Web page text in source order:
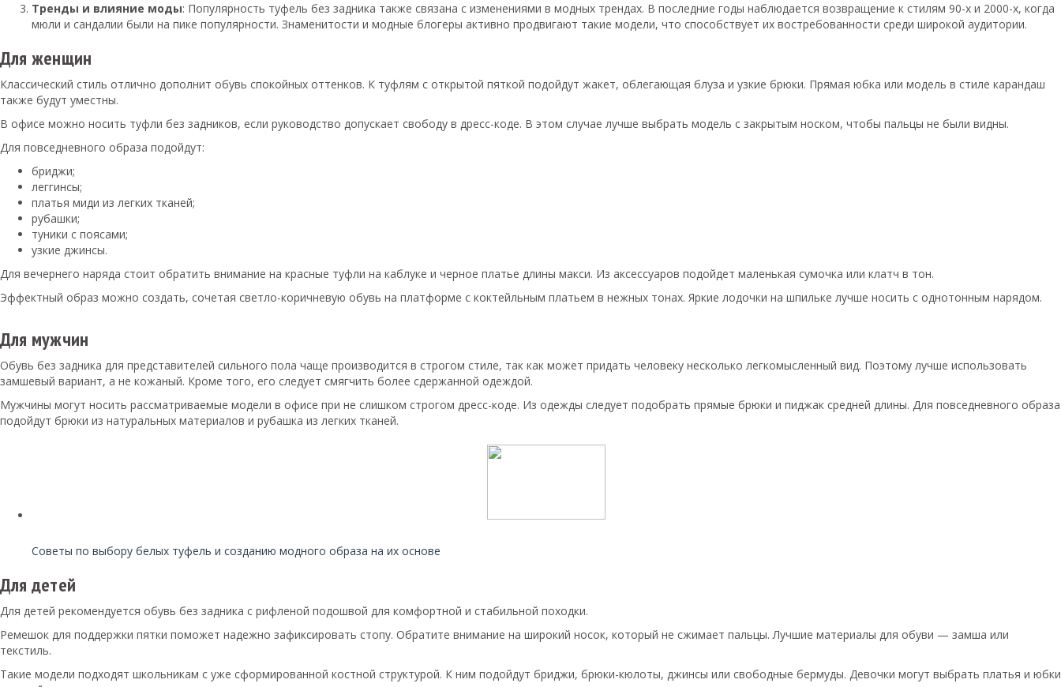
Тренды и влияние моды: Популярность туфель без задника также связана с изменениями в модных трендах. В последние годы наблюдается возвращение к стилям 90-х и 2000-х, когда
мюли и сандалии были на пике популярности. Знаменитости и модные блогеры активно продвигают такие модели, что способствует их востребованности среди широкой аудитории.
Для женщин
Классический стиль отлично дополнит обувь спокойных оттенков. К туфлям с открытой пяткой подойдут жакет, облегающая блуза и узкие брюки. Прямая юбка или модель в стиле карандаш
также будут уместны.
В офисе можно носить туфли без задников, если руководство допускает свободу в дресс-коде. В этом случае лучше выбрать модель с закрытым носком, чтобы пальцы не были видны.
Для повседневного образа подойдут:
бриджи;
леггинсы;
платья миди из легких тканей;
рубашки;
туники с поясами;
узкие джинсы.
Для вечернего наряда стоит обратить внимание на красные туфли на каблуке и черное платье длины макси. Из аксессуаров подойдет маленькая сумочка или клатч в тон.
Эффектный образ можно создать, сочетая светло-коричневую обувь на платформе с коктейльным платьем в нежных тонах. Яркие лодочки на шпильке лучше носить с однотонным нарядом.
Для мужчин
Обувь без задника для представителей сильного пола чаще производится в строгом стиле, так как может придать человеку несколько легкомысленный вид. Поэтому лучше использовать
замшевый вариант, а не кожаный. Кроме того, его следует смягчить более сдержанной одеждой.
Мужчины могут носить рассматриваемые модели в офисе при не слишком строгом дресс-коде. Из одежды следует подобрать прямые брюки и пиджак средней длины. Для повседневного образа
подойдут брюки из натуральных материалов и рубашка из легких тканей.
Советы по выбору белых туфель и созданию модного образа на их основе
Для детей
Для детей рекомендуется обувь без задника с рифленой подошвой для комфортной и стабильной походки.
Ремешок для поддержки пятки поможет надежно зафиксировать стопу. Обратите внимание на широкий носок, который не сжимает пальцы. Лучшие материалы для обуви — замша или
текстиль.
Такие модели подходят школьникам с уже сформированной костной структурой. К ним подойдут бриджи, брюки-кюлоты, джинсы или свободные бермуды. Девочки могут выбрать платья и юбки